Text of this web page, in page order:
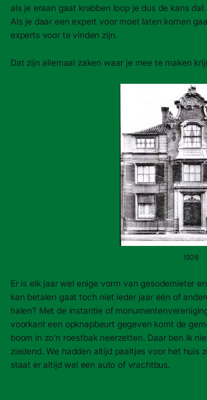
als je eraan gaat krabben loop je dus de kans
Als je daar een expert voor moet laten komen
experts voor te vinden zijn.
Dat zijn allemaal zaken waar je mee te maken
1926
Er is elk jaar wel enige vorm van gesodemieter
kan betalen gaat toch niet ieder jaar één of
halen? Met de instantie of
voorkant een opknapbeurt gegeven komt de
boom in zo’n roestbak neerzetten. Daar ben ik
ziedend. We hadden altijd paaltjes voor het huis
staat er altijd wel een auto of vrachtbus.